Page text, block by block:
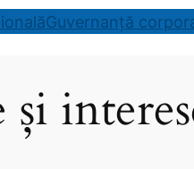
Guvernanță